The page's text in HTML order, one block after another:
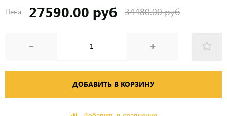
Цена 27590.00 руб 34480.00 руб
ДОБАВИТЬ В КОРЗИНУ